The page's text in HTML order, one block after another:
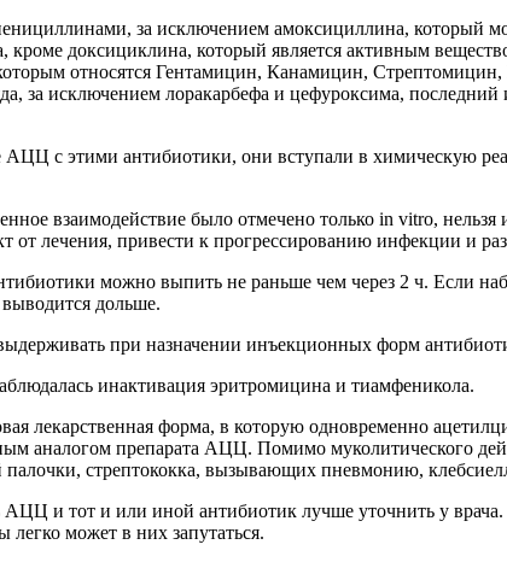
за исключением амоксициллина, который
кроме доксициклина, который является активным
относятся Гентамицин, Канамицин,
за исключением лоракарбефа и цефуроксима,
с этими антибиотики, они вступали в химическую
взаимодействие было отмечено только in vitro,
от лечения, привести к прогрессированию инфекции и
можно выпить не раньше чем через 2 ч. Если
дольше.
при назначении инъекционных форм
инактивация эритромицина и тиамфеникола.
лекарственная форма, в которую одновременно
аналогом препарата АЦЦ. Помимо муколитического
стрептококка, вызывающих пневмонию,
и тот и или иной антибиотик лучше уточнить у
может в них запутаться.